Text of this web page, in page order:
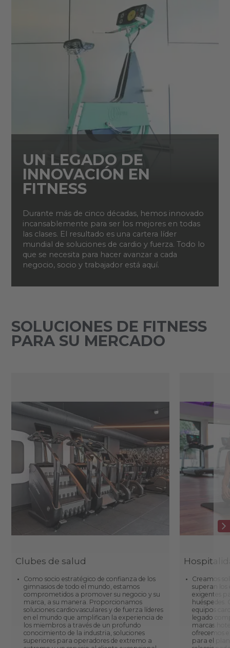
UN LEGADO DE
INNOVACIÓN EN
FITNESS
Durante más de cinco décadas, hemos innovado
incansablemente para ser los mejores en todas
las clases. El resultado es una cartera líder
mundial de soluciones de cardio y fuerza. Todo lo
que se necesita para hacer avanzar a cada
negocio, socio y trabajador está aquí.
SOLUCIONES DE FITNESS
PARA SU MERCADO
Clubes de salud
Como socio estratégico de confianza de los
gimnasios de todo el mundo, estamos
comprometidos a promover su negocio y su
marca, a su manera. Proporcionamos
soluciones cardiovasculares y de fuerza líderes
en el mundo que amplifican la experiencia de
los miembros a través de un profundo
conocimiento de la industria, soluciones
superiores para operadores de extremo a
Creamos
superan los
exigentes
huéspedes.
equipos
legado
marcas
ofrecemos
para el